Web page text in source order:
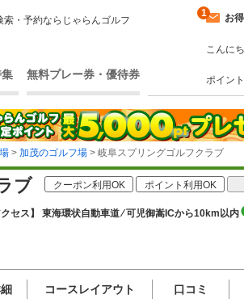
索・予約ならじゃらんゴルフ
無料プレー券・優待券
お
1
こんに
ポイン
> 加茂のゴルフ場 > 岐阜スプリングゴルフクラブ
ブ クーポン利用OK ポイント利用OK
クセス】 東海環状自動車道 ⁄ 可児御嵩ICから10km以内
コースレイアウト 口コミ